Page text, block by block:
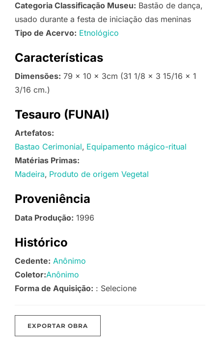
Categoria Classificação Museu: Bastão de dança,
usado durante a festa de iniciação das meninas
Tipo de Acervo: Etnológico
Características
Dimensões: 79 x 10 x 3cm (31 1/8 x 3 15/16 x 1
3/16 cm.)
Tesauro (FUNAI)
Artefatos:
Bastao Cerimonial Equipamento mágico-ritual
Matérias Primas:
Madeira Produto de origem Vegetal
Proveniência
Data Produção: 1996
Histórico
Cedente: Anônimo
Coletor:Anônimo
Forma de Aquisição: : Selecione
EXPORTAR OBRA